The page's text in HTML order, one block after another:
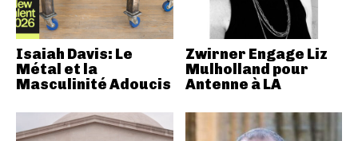
Isaiah Davis: Le
Métal et la
Masculinité Adoucis
Zwirner Engage Liz
Mulholland pour
Antenne à LA